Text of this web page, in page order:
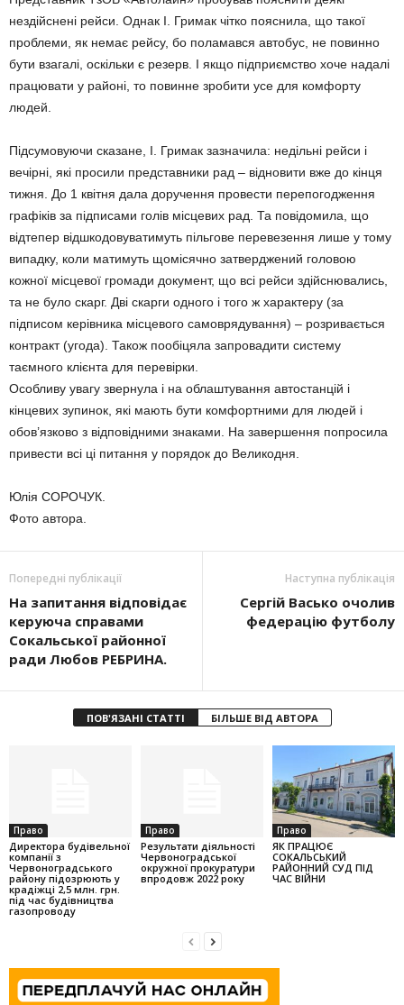
нездійснені рейси. Однак І. Гримак чітко пояснила, що такої
проблеми, як немає рейсу, бо поламався автобус, не повинно
бути взагалі, оскільки є резерв. І якщо підприємство хоче надалі
працювати у районі, то повинне зробити усе для комфорту
людей.
Підсумовуючи сказане, І. Гримак зазначила: недільні рейси і
вечірні, які просили представники рад – відновити вже до кінця
тижня. До 1 квітня дала доручення провести перепогодження
графіків за підписами голів місцевих рад. Та повідомила, що
відтепер відшкодовуватимуть пільгове перевезення лише у тому
випадку, коли матимуть щомісячно затверджений головою
кожної місцевої громади документ, що всі рейси здійснювались,
та не було скарг. Дві скарги одного і того ж характеру (за
підписом керівника місцевого самоврядування) – розривається
контракт (угода). Також пообіцяла запровадити систему
таємного клієнта для перевірки.
Особливу увагу звернула і на облаштування автостанцій і
кінцевих зупинок, які мають бути комфортними для людей і
обов’язково з відповідними знаками. На завершення попросила
привести всі ці питання у порядок до Великодня.
Юлія СОРОЧУК.
Фото автора.
Попередні публікації
На запитання відповідає
керуюча справами
Сокальської районної
ради Любов РЕБРИНА.
Наступна публікація
Сергій Васько очолив
федерацію футболу
ПОВ'ЯЗАНІ СТАТТІ БІЛЬШЕ ВІД АВТОРА
Право
Директора будівельної
компанії з
Червоноградського
району підозрюють у
крадіжці 2,5 млн. грн.
під час будівництва
газопроводу
Право
Результати діяльності
Червоноградської
окружної прокуратури
впродовж 2022 року
Право
ЯК ПРАЦЮЄ
СОКАЛЬСЬКИЙ
РАЙОННИЙ СУД ПІД
ЧАС ВІЙНИ